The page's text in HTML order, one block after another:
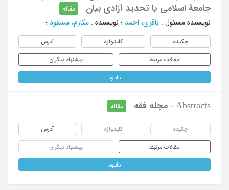
جامعهٔ اسلامی یا تحدید آزادی بیان
مقاله
نویسنده مسئول : باقری، احمد ؛ نویسنده : مکارم، مسعود ؛
چکیده کلیدواژه آدرس
مقالات مرتبط پیشنهاد دیگران
دانلود
Abstracts - مجله فقه مقاله
چکیده کلیدواژه آدرس
مقالات مرتبط پیشنهاد دیگران
دانلود